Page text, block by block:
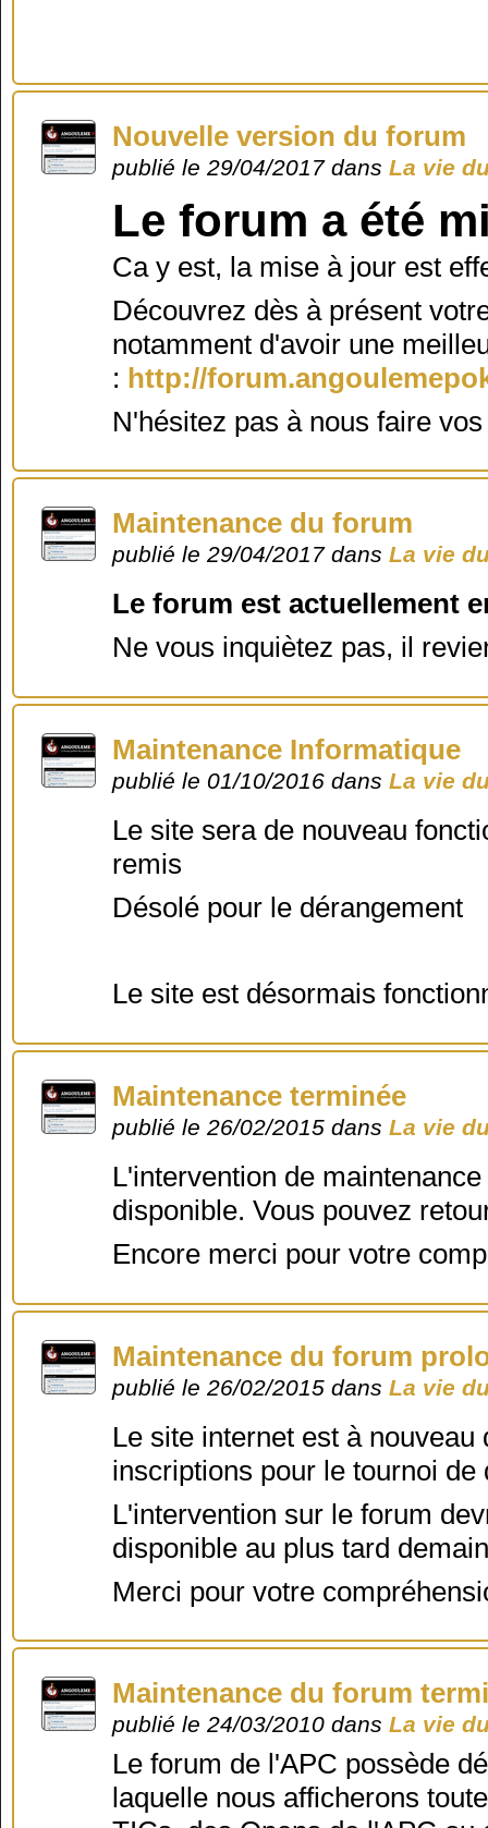
Nouvelle version du forum
publié le 29/04/2017 dans La vie
Le forum a été
Ca y est, la mise à jour est
Découvrez dès à présent
notamment d'avoir une
: http://
N'hésitez pas à nous faire
Maintenance du forum
publié le 29/04/2017 dans La vie
Le forum est actuellement
Ne vous inquiètez pas, il
Maintenance Informatique
publié le 01/10/2016 dans La vie
Le site sera de nouveau
remis
Désolé pour le dérangement
Le site est désormais
Maintenance terminée
publié le 26/02/2015 dans La vie
L'intervention de
disponible. Vous pouvez
Encore merci pour votre
Maintenance du forum
publié le 26/02/2015 dans La vie
Le site internet est à
inscriptions pour le tournoi de
L'intervention sur le forum
disponible au plus tard
Merci pour votre
Maintenance du forum
publié le 24/03/2010 dans La vie
Le forum de l'APC possède
laquelle nous afficherons